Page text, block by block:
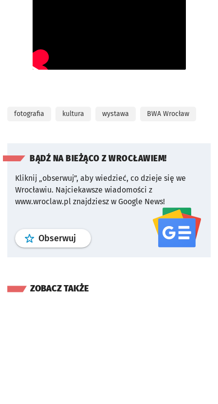
fotografia kultura wystawa BWA Wrocław
BĄDŹ NA BIEŻĄCO Z WROCŁAWIEM!
Kliknij „obserwuj”, aby wiedzieć, co dzieje się we
Wrocławiu. Najciekawsze wiadomości z
www.wroclaw.pl znajdziesz w Google News!
Obserwuj profil serwisu
ZOBACZ TAKŻE